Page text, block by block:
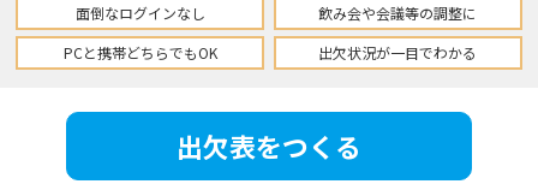
面倒なログインなし
飲み会や会議等の調整に
PCと携帯どちらでもOK
出欠状況が一目でわかる
出欠表をつくる